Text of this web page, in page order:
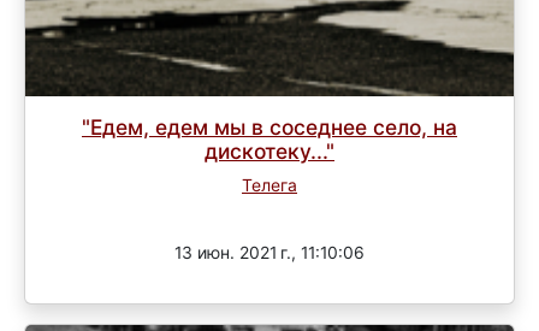
"Едем, едем мы в соседнее село, на
дискотеку..."
Телега
13 июн. 2021 г., 11:10:06